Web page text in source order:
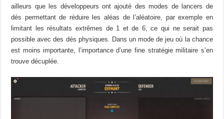
ailleurs que les développeurs ont ajouté des modes de lancers de
dés permettant de réduire les aléas de l’aléatoire, par exemple en
limitant les résultats extrêmes de 1 et de 6, ce qui ne serait pas
possible avec des dés physiques. Dans un mode de jeu où la chance
est moins importante, l’importance d’une fine stratégie militaire s’en
trouve décuplée.